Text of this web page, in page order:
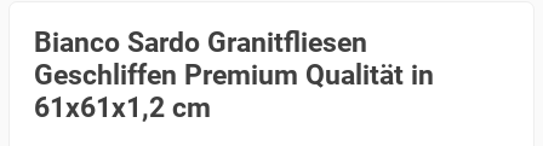
Bianco Sardo Granitfliesen
Geschliffen Premium Qualität in
61x61x1,2 cm